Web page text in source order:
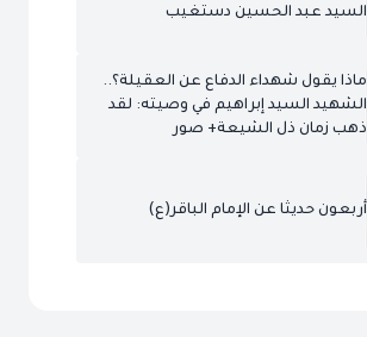
السيد عبد الحسين دستغيب
ماذا يقول شهداء الدفاع عن العقيلة؟..
الشهيد السيد إبراهيم في وصيته: لقد
ذهب زمان ذل الشيعة+ صور
أربعون حديثا عن الإمام الباقر(ع)